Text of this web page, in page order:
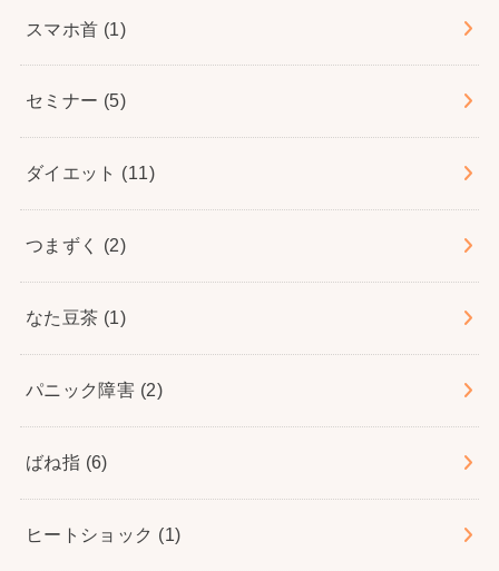
スマホ首 (1)
セミナー (5)
ダイエット (11)
つまずく (2)
なた豆茶 (1)
パニック障害 (2)
ばね指 (6)
ヒートショック (1)